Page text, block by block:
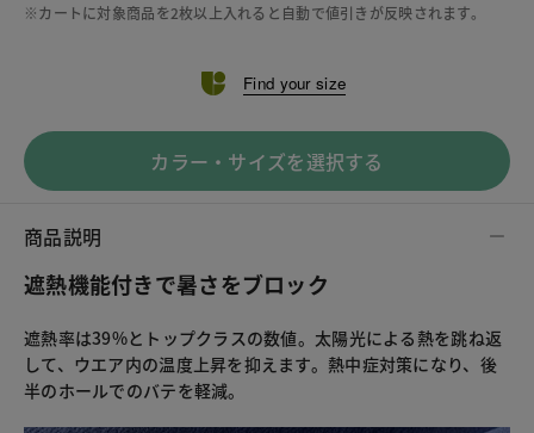
※カートに対象商品を2枚以上入れると自動で値引きが反映されます。
Find your size
カラー・サイズを選択する
商品説明
遮熱機能付きで暑さをブロック
遮熱率は39%とトップクラスの数値。太陽光による熱を跳ね返
して、ウエア内の温度上昇を抑えます。熱中症対策になり、後
半のホールでのバテを軽減。